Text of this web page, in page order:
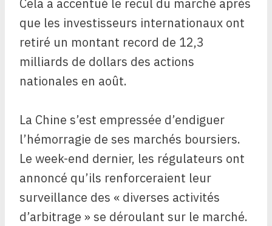
Cela a accentué le recul du marché après
que les investisseurs internationaux ont
retiré un montant record de 12,3
milliards de dollars des actions
nationales en août.
La Chine s’est empressée d’endiguer
l’hémorragie de ses marchés boursiers.
Le week-end dernier, les régulateurs ont
annoncé qu’ils renforceraient leur
surveillance des « diverses activités
d’arbitrage » se déroulant sur le marché.